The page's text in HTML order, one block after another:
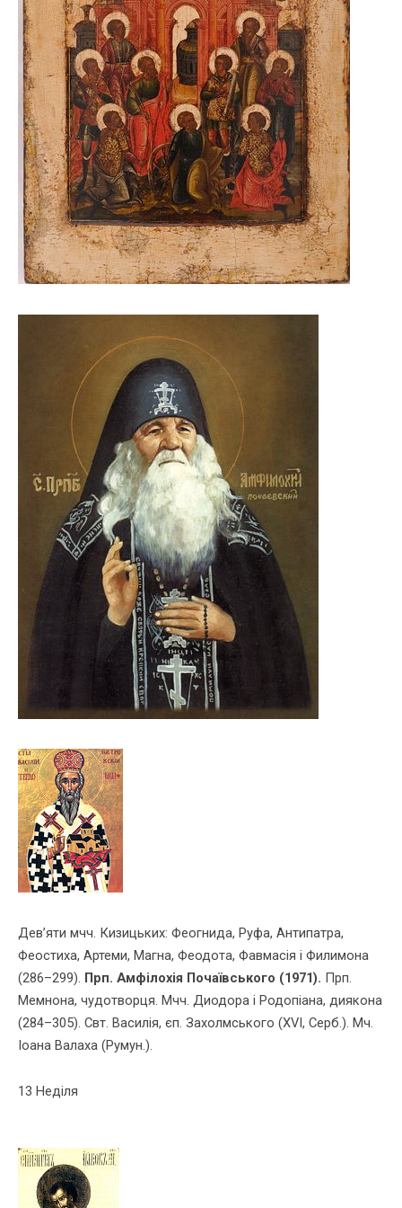
Дев’яти мчч. Кизицьких: Феогнида, Руфа, Антипатра,
Феостиха, Артеми, Магна, Феодота, Фавмасiя i Филимона
(286–299). Прп. Амфілохія Почаївського (1971). Прп.
Мемнона, чудотворця. Мчч. Диодора i Родопiана, диякона
(284–305). Свт. Василiя, єп. Захолм­ського (ХVІ, Серб.). Мч.
Іоана Валаха (Румун.).
13 Неділя